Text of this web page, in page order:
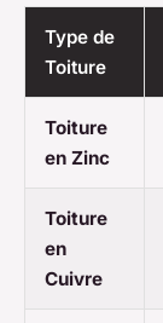
Type de
Toiture
Toiture
en Zinc
Toiture
en
Cuivre